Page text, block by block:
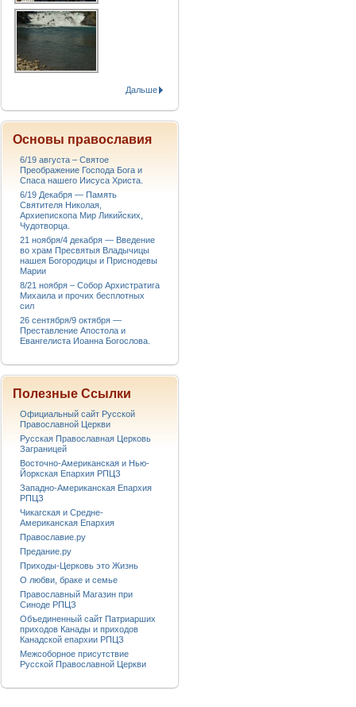
Дальше
Основы православия
6/19 августа – Святое
Преображение Господа Бога и
Спаса нашего Иисуса Христа.
6/19 Декабря — Память
Святителя Николая,
Архиепископа Мир Ликийских,
Чудотворца.
21 ноября/4 декабря — Введение
во храм Пресвятыя Владычицы
нашея Богородицы и Приснодевы
Марии
8/21 ноября – Собор Архистратига
Михаила и прочих бесплотных
сил
26 сентября/9 октября —
Преставление Апостола и
Евангелиста Иоанна Богослова.
Полезные Ссылки
Официальный сайт Русской
Православной Церкви
Русская Православная Церковь
Заграницей
Восточно-Американская и Нью-
Йоркская Епархия РПЦЗ
Западно-Американская Епархия
РПЦЗ
Чикагская и Средне-
Американская Епархия
Православие.ру
Предание.ру
Приходы-Церковь это Жизнь
О любви, браке и семье
Православный Магазин при
Синоде РПЦЗ
Объединенный сайт Патриарших
приходов Канады и приходов
Канадской епархии РПЦЗ
Межсоборное присутствие
Русской Православной Церкви